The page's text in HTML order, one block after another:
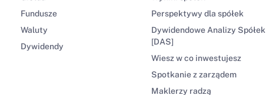
Fundusze
Waluty
Dywidendy
Perspektywy dla spółek
Dywidendowe Analizy Spółek
[DAS]
Wiesz w co inwestujesz
Spotkanie z zarządem
Maklerzy radzą